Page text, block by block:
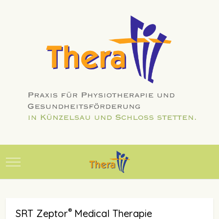
Mobile Menu Toggle
SRT Zeptor® Medical Therapie